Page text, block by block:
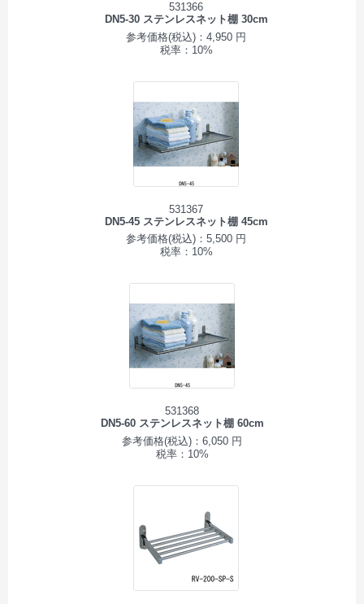
531366
DN5-30 ステンレスネット棚 30cm
参考価格(税込)：4,950 円
税率：10%
531367
DN5-45 ステンレスネット棚 45cm
参考価格(税込)：5,500 円
税率：10%
531368
DN5-60 ステンレスネット棚 60cm
参考価格(税込)：6,050 円
税率：10%